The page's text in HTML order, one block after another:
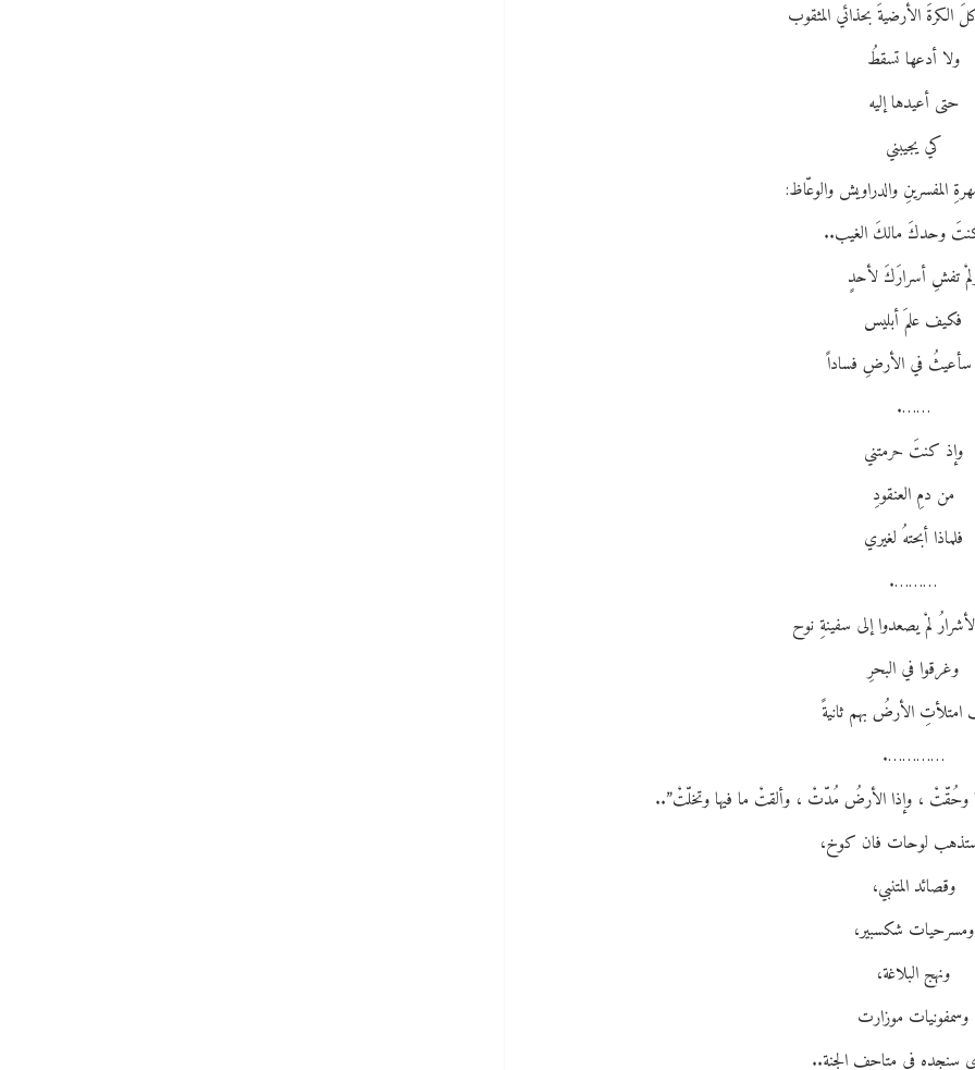
الكرةَ الأرضيةَ بحذائي المثقوب
ولا أدعها تسقطُ
حتى أعيدها إليه
كي يجيبني
المفسرينِ والدراويش والوعّاظ:
وحدكَ مالكَ الغيب..
تفشِ أسرارَكَ لأحدٍ
فكيف علمَ أبليس
سأعيثُ في الأرضِ فساداً
…….
وإذ كنتَ حرمتني
من دمِ العنقودِ
فلماذا أبحتهُ لغيري
……….
لمْ يصعدوا إلى سفينةِ نوح
وغرقوا في البحرِ
الأرضُ بهم ثانيةً
………….
وحُقّتْ ، وإذا الأرضُ مُدّتْ ، وألقتْ ما فيها وتخلّتْ”..
لوحات فان كوخ،
وقصائد المتنبي،
ومسرحيات شكسبير،
ونهج البلاغة،
وسمفونيات موزارت
سنجده في متاحفِ الجنة..